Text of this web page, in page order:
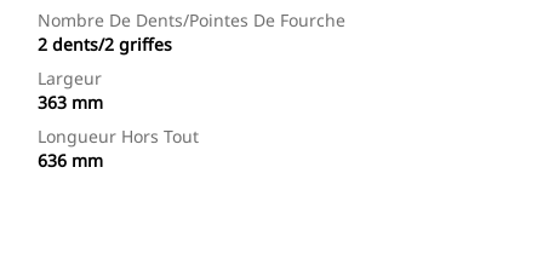
Nombre De Dents/pointes De Fourche
2 dents/2 griffes
Largeur
363 mm
Longueur Hors Tout
636 mm